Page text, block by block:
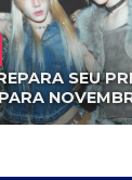
SEU